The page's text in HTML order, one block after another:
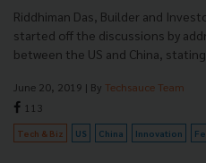
Riddhiman Das, Builder and
started off the discussions by
between the US and China,
June 20, 2019 | By Techsauce Team
113
Tech & Biz US China Innovation